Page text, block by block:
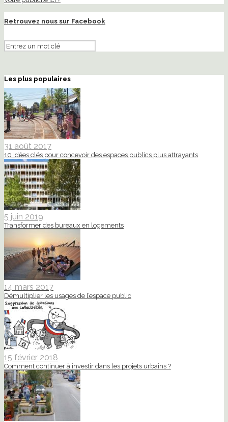
Retrouvez nous sur Facebook
Les plus populaires
31 août 2017
10 idées clés pour concevoir des espaces publics plus attrayants
5 juin 2019
Transformer des bureaux en logements
14 mars 2017
Démultiplier les usages de l’espace public
15 février 2018
Comment continuer à investir dans les projets urbains ?